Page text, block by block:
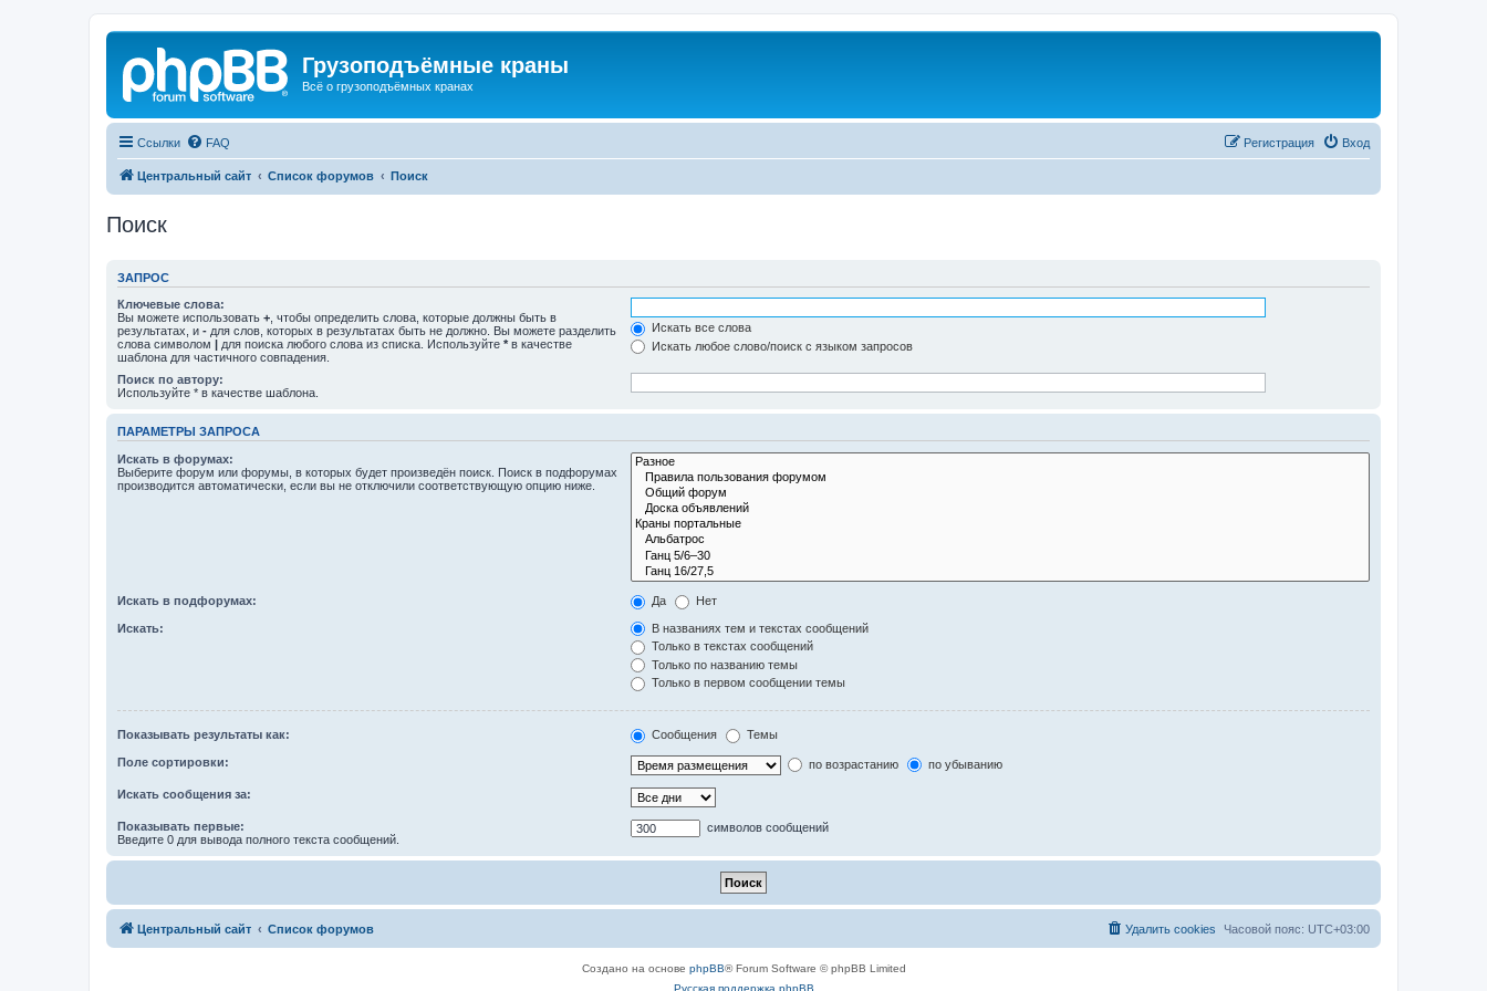
Грузоподъёмные краны
Всё о грузоподъёмных кранах
Ссылки FAQ Вход
Регистрация
Центральный сайт Список форумов Поиск
Поиск
ЗАПРОС
Ключевые слова:
Вы можете использовать + , чтобы определить слова, которые должны быть в
результатах, и - для слов, которых в результатах быть не должно. Вы можете разделить
слова символом | для поиска любого слова из списка. Используйте * в качестве
шаблона для частичного совпадения.
Искать все слова
Искать любое слово/поиск с языком запросов
Поиск по автору:
Используйте * в качестве шаблона.
ПАРАМЕТРЫ ЗАПРОСА
Искать в форумах:
Выберите форум или форумы, в которых будет произведён поиск. Поиск в подфорумах
производится автоматически, если вы не отключили соответствующую опцию ниже.
Искать в подфорумах: Да Нет
Искать:
В названиях тем и текстах сообщений
Только в текстах сообщений
Только по названию темы
Только в первом сообщении темы
Показывать результаты как: Сообщения Темы
Поле сортировки: по возрастанию по убыванию
Искать сообщения за:
Показывать первые:
Введите 0 для вывода полного текста сообщений.
символов сообщений
Центральный сайт Список форумов Часовой пояс: UTC+03:00
Удалить cookies
Создано на основе phpBB® Forum Software © phpBB Limited
Русская поддержка phpBB